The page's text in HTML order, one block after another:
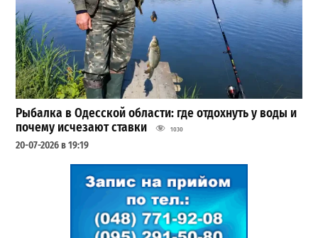
Рыбалка в Одесской области: где отдохнуть у воды и
почему исчезают ставки
1030
20-07-2026 в 19:19